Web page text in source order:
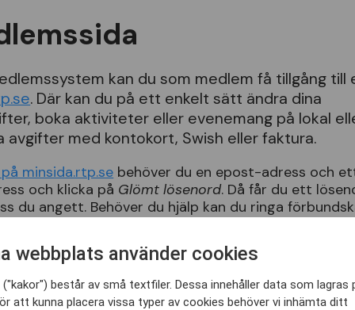
kan du som medlem få tillgång till
. Där kan du på ett enkelt sätt ändra dina
boka aktiviteter eller evenemang på lokal
avgifter med kontokort, Swish eller faktura.
minsida.rtp.se behöver du en epost-adress och
och klicka på Glömt lösenord. Då får du ett
du angett. Behöver du hjälp kan du ringa
i Personskadeförbundet
webbplats använder cookies
består av små textfiler. Dessa innehåller data som lagras
att kunna placera vissa typer av cookies behöver vi inhämta ditt